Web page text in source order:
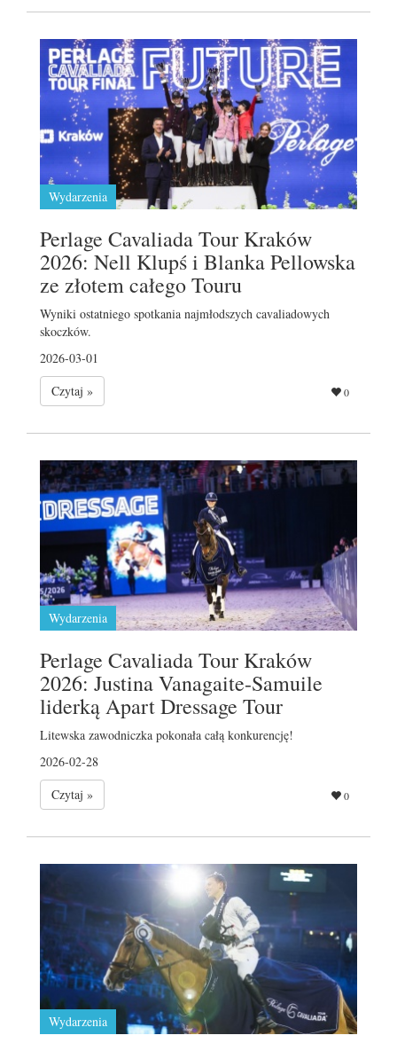
Wydarzenia
Perlage Cavaliada Tour Kraków
2026: Nell Klupś i Blanka Pellowska
ze złotem całego Touru
Wyniki ostatniego spotkania najmłodszych cavaliadowych
skoczków.
2026-03-01
Czytaj »
0
Wydarzenia
Perlage Cavaliada Tour Kraków
2026: Justina Vanagaite-Samuile
liderką Apart Dressage Tour
Litewska zawodniczka pokonała całą konkurencję!
2026-02-28
Czytaj »
0
Wydarzenia